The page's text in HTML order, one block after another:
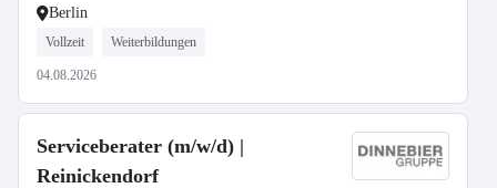
Berlin
Vollzeit Weiterbildungen
04.08.2026
Serviceberater (m/w/d) |
Reinickendorf